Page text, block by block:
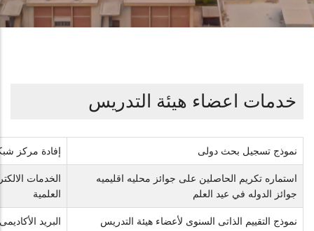
خدمات اعضاء هيئة التدريس
نموذج تسجيل بحث دولى إفادة مركز
استماره تكريم الحاصلين على جوائز محليه اقليميه
جوائز الدوله في عيد العلم
الخدمات
العلمية
نموذج التقييم الذاتى السنوى لأعضاء هيئة التدريس البريد الأكاديمى